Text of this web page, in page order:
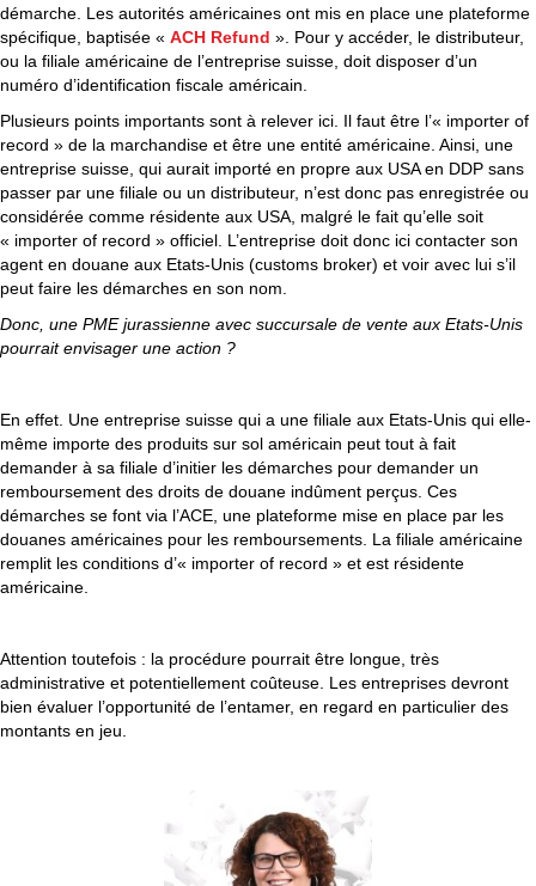
démarche. Les autorités américaines ont mis en place une plateforme
spécifique, baptisée « ACH Refund ». Pour y accéder, le distributeur,
ou la filiale américaine de l’entreprise suisse, doit disposer d’un
numéro d’identification fiscale américain.
Plusieurs points importants sont à relever ici. Il faut être l’« importer of
record » de la marchandise et être une entité américaine. Ainsi, une
entreprise suisse, qui aurait importé en propre aux USA en DDP sans
passer par une filiale ou un distributeur, n’est donc pas enregistrée ou
considérée comme résidente aux USA, malgré le fait qu’elle soit
« importer of record » officiel. L’entreprise doit donc ici contacter son
agent en douane aux Etats-Unis (customs broker) et voir avec lui s’il
peut faire les démarches en son nom.
Donc, une PME jurassienne avec succursale de vente aux Etats-Unis
pourrait envisager une action ?
En effet. Une entreprise suisse qui a une filiale aux Etats-Unis qui elle-
même importe des produits sur sol américain peut tout à fait
demander à sa filiale d’initier les démarches pour demander un
remboursement des droits de douane indûment perçus. Ces
démarches se font via l’ACE, une plateforme mise en place par les
douanes américaines pour les remboursements. La filiale américaine
remplit les conditions d’« importer of record » et est résidente
américaine.
Attention toutefois : la procédure pourrait être longue, très
administrative et potentiellement coûteuse. Les entreprises devront
bien évaluer l’opportunité de l’entamer, en regard en particulier des
montants en jeu.